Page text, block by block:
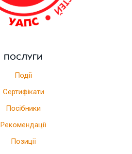
ПОСЛУГИ
Події
Сертифікати
Посібники
Рекомендації
Позиції